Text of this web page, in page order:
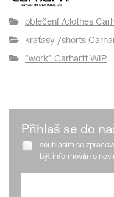
oblečení /clothes
kraťasy /shorts
"work" Carhartt WIP
Přihlaš se do
souhlasím se
být informován o